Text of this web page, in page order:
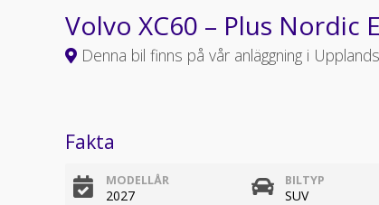
Volvo XC60 – Plus Nordic
Denna bil finns på vår anläggning i
Fakta
MODELLÅR
2027
BILTYP
SUV